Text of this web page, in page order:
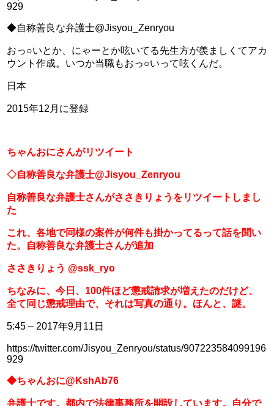
929
◆自称善良な弁護士@Jisyou_Zenryou
おっ○いとか、にゃーとか呟いてる先生方が羨ましくてアカ
ウント作成。いつか当職もおっ○いって呟くんだ。
日本
2015年12月に登録
ちゃんおにさんがリツイート
◇自称善良な弁護士@Jisyou_Zenryou
自称善良な弁護士さんがささきりょうをリツイートしまし
た
これ、各地で同様の案件が何件も掛かってるって話を聞い
た。自称善良な弁護士さんが追加
ささきりょう @ssk_ryo
ちなみに、今日、100件ほど懲戒請求が増えたのだけど、
全て同じ懲戒理由で、それは写真の通り。ほんと、謎。
5:45 – 2017年9月11日
https://twitter.com/Jisyou_Zenryou/status/907223584099196
929
◆ちゃんおに@KshAb76
弁護士です。都内で法律事務所を開設しています。自分で